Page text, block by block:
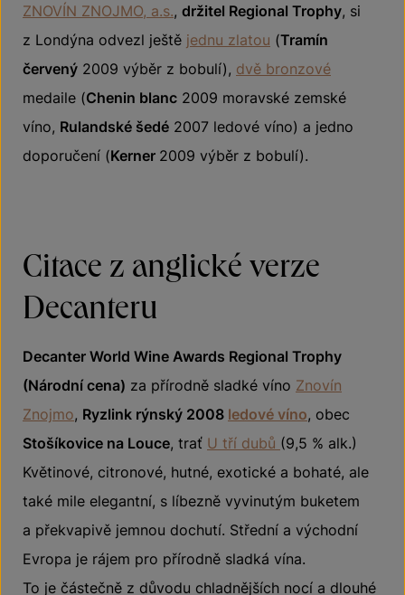
ZNOVÍN ZNOJMO, a.s., držitel Regional Trophy, si
z Londýna odvezl ještě jednu zlatou (Tramín
červený 2009 výběr z bobulí), dvě bronzové
medaile (Chenin blanc 2009 moravské zemské
víno, Rulandské šedé 2007 ledové víno) a jedno
doporučení (Kerner 2009 výběr z bobulí).
Citace z anglické verze
Decanteru
Decanter World Wine Awards Regional Trophy
(Národní cena) za přírodně sladké víno Znovín
Znojmo, Ryzlink rýnský 2008 ledové víno, obec
Stošíkovice na Louce, trať U tří dubů (9,5 % alk.)
Květinové, citronové, hutné, exotické a bohaté, ale
také mile elegantní, s líbezně vyvinutým buketem
a překvapivě jemnou dochutí. Střední a východní
Evropa je rájem pro přírodně sladká vína.
To je částečně z důvodu chladnějších nocí a dlouhé